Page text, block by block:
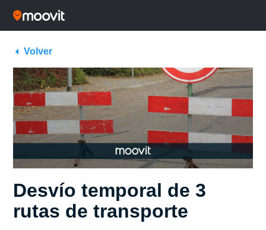
Volver
Desvío temporal de 3
rutas de transporte